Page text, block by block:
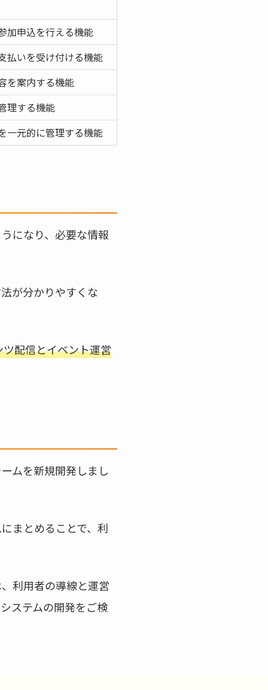
加申込を行える機能
払いを受け付ける機能
を案内する機能
理する機能
一元的に管理する機能
になり、必要な情報
が分かりやすくな
ツ配信とイベント運営
ムを新規開発しまし
まとめることで、利
利用者の導線と運営
ステムの開発をご検